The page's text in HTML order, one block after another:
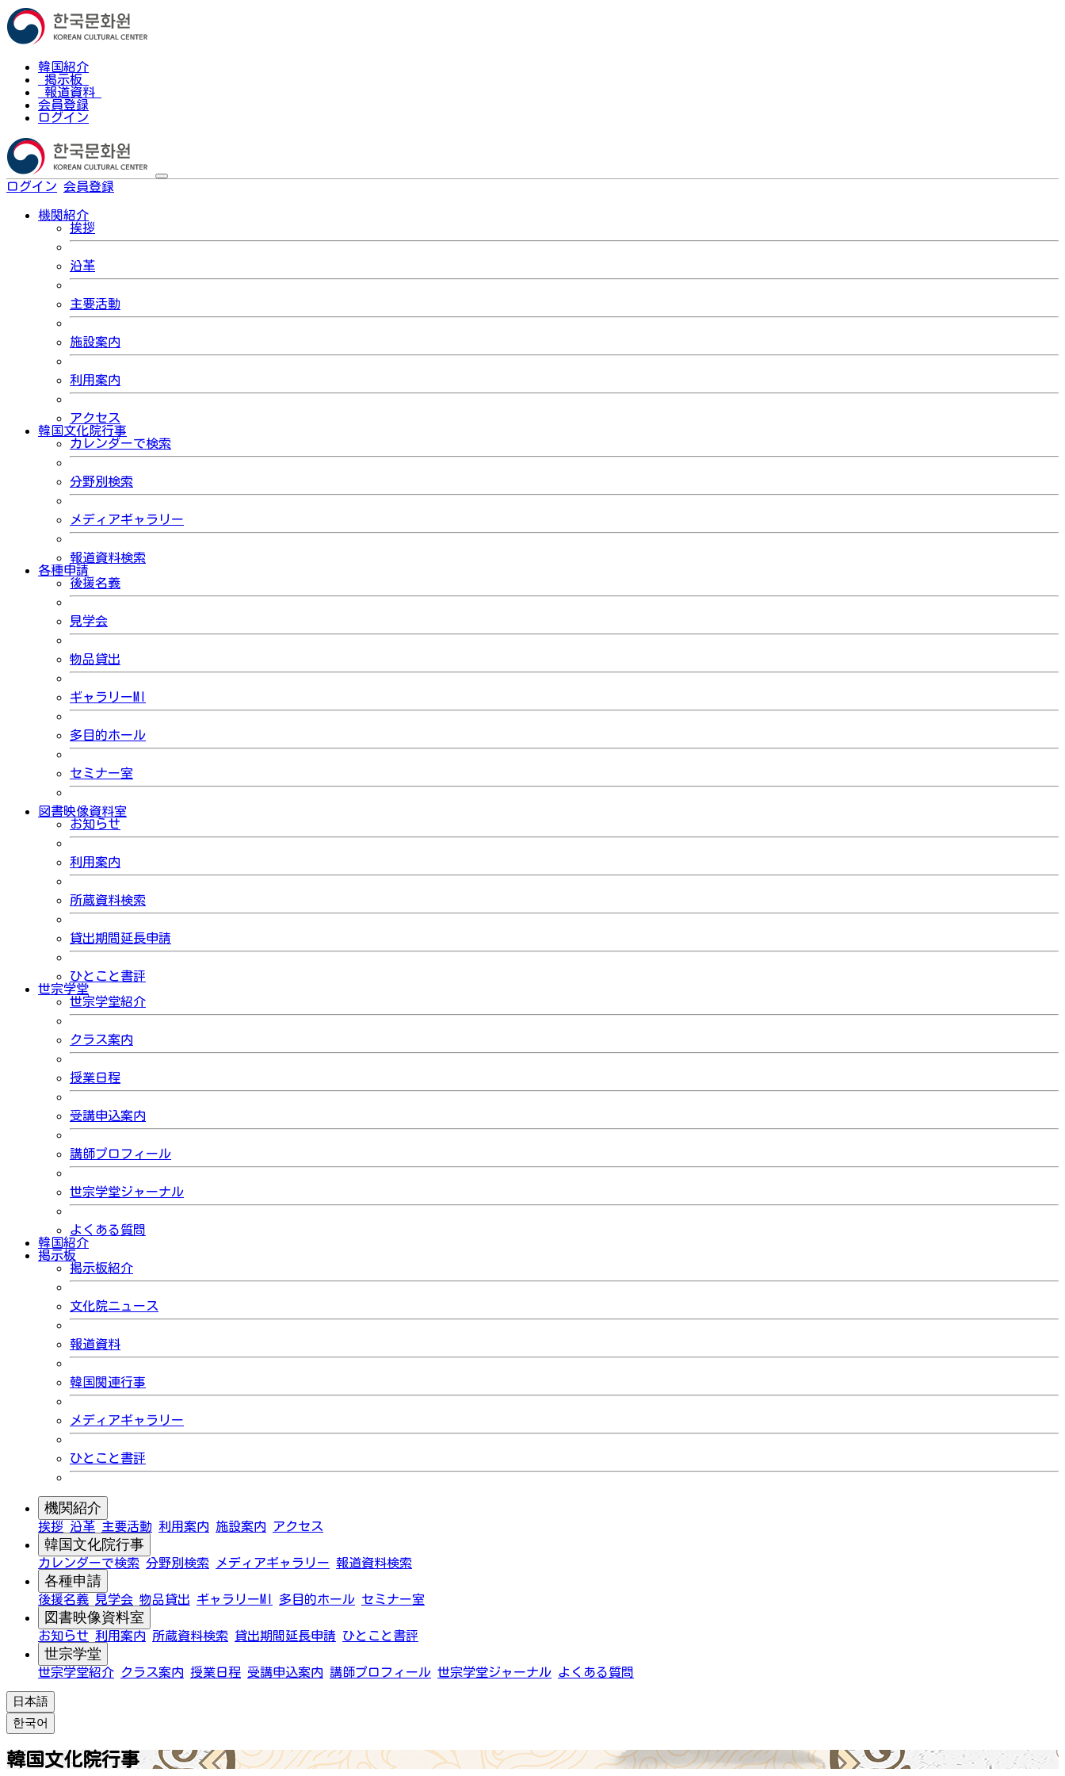
韓国紹介
掲示板
報道資料
会員登録
ログイン
ログイン 会員登録
機関紹介
挨拶
沿革
主要活動
施設案内
利用案内
アクセス
韓国文化院行事
カレンダーで検索
分野別検索
メディアギャラリー
報道資料検索
各種申請
後援名義
見学会
物品貸出
ギャラリーMI
多目的ホール
セミナー室
図書映像資料室
お知らせ
利用案内
所蔵資料検索
貸出期間延長申請
ひとこと書評
世宗学堂
世宗学堂紹介
クラス案内
授業日程
受講申込案内
講師プロフィール
世宗学堂ジャーナル
よくある質問
韓国紹介
掲示板
掲示板紹介
文化院ニュース
報道資料
韓国関連行事
メディアギャラリー
ひとこと書評
機関紹介
挨拶 沿革 主要活動 利用案内 施設案内 アクセス
韓国文化院行事
カレンダーで検索 分野別検索 メディアギャラリー 報道資料検索
各種申請
後援名義 見学会 物品貸出 ギャラリーMI 多目的ホール セミナー室
図書映像資料室
お知らせ 利用案内 所蔵資料検索 貸出期間延長申請 ひとこと書評
世宗学堂
世宗学堂紹介 クラス案内 授業日程 受講申込案内 講師プロフィール 世宗学堂ジャーナル よくある質問
日本語
한국어
韓国文化院行事